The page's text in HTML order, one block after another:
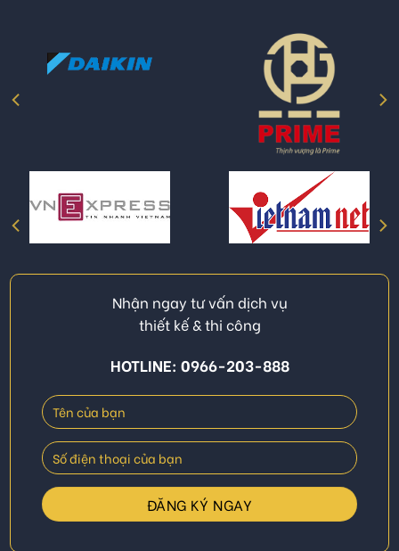
Nhận ngay tư vấn dịch vụ
thiết kế & thi công
HOTLINE: 0966-203-888